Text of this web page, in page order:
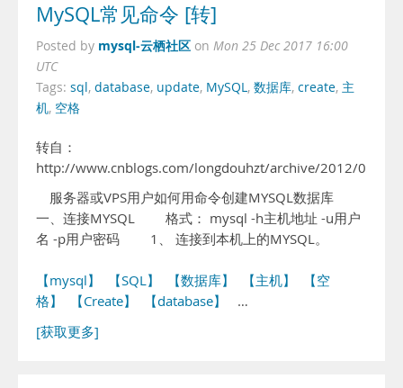
MySQL常见命令 [转]
Posted by mysql-云栖社区 on Mon 25 Dec 2017 16:00
UTC
Tags: sql, database, update, MySQL, 数据库, create, 主
机, 空格
转自：
http://www.cnblogs.com/longdouhzt/archive/2012/05/
服务器或VPS用户如何用命令创建MYSQL数据库
一、连接MYSQL 格式： mysql -h主机地址 -u用户
名 -p用户密码 1、 连接到本机上的MYSQL。
【mysql】 【SQL】 【数据库】 【主机】
【空
格】
【Create】 【database】
…
[获取更多]